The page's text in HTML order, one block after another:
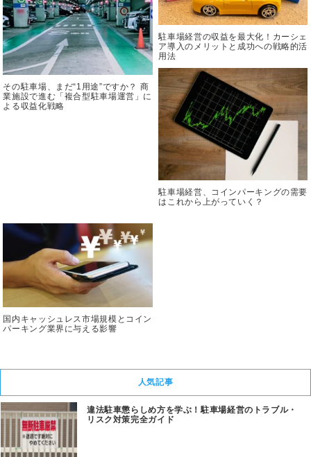
その駐車場、まだ“1用途”ですか？ 商
業施設で進む「複合型駐車場運営」に
よる収益化戦略
駐車場経営の収益を最大化！カーシェ
ア導入のメリットと成功への戦略的活
用法
駐車場経営、コインパーキングの需要
はこれから上がっていく？
国内キャッシュレス市場規模とコイン
パーキング業界に与える影響
人気記事
違法駐車懲らしめ方を学ぶ！駐車場経営のトラブル・
リスク対策完全ガイド